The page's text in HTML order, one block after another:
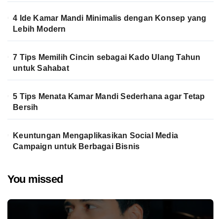
4 Ide Kamar Mandi Minimalis dengan Konsep yang
Lebih Modern
7 Tips Memilih Cincin sebagai Kado Ulang Tahun
untuk Sahabat
5 Tips Menata Kamar Mandi Sederhana agar Tetap
Bersih
Keuntungan Mengaplikasikan Social Media
Campaign untuk Berbagai Bisnis
You missed